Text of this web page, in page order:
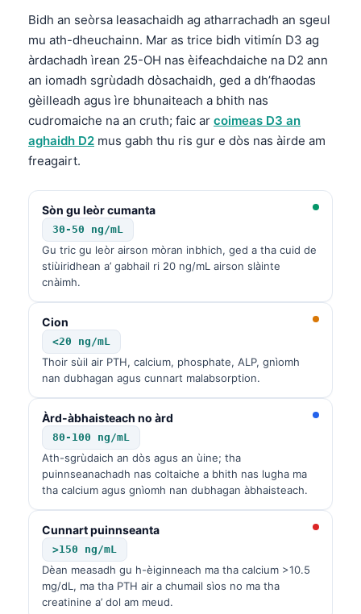
Bidh an seòrsa leasachaidh ag atharrachadh an sgeul
mu ath-dheuchainn. Mar as trice bidh vitimín D3 ag
àrdachadh ìrean 25-OH nas èifeachdaiche na D2 ann
an iomadh sgrùdadh dòsachaidh, ged a dh’fhaodas
gèilleadh agus ìre bhunaiteach a bhith nas
cudromaiche na an cruth; faic ar coimeas D3 an
aghaidh D2 mus gabh thu ris gur e dòs nas àirde am
freagairt.
Sòn gu leòr cumanta
30-50 ng/mL
Gu tric gu leòr airson mòran inbhich, ged a tha cuid de
stiùiridhean a’ gabhail ri 20 ng/mL airson slàinte
cnàimh.
Cion
<20 ng/mL
Thoir sùil air PTH, calcium, phosphate, ALP, gnìomh
nan dubhagan agus cunnart malabsorption.
Àrd-àbhaisteach no àrd
80-100 ng/mL
Ath-sgrùdaich an dòs agus an ùine; tha
puinnseanachadh nas coltaiche a bhith nas lugha ma
tha calcium agus gnìomh nan dubhagan àbhaisteach.
Cunnart puinnseanta
>150 ng/mL
Dèan measadh gu h-èiginneach ma tha calcium >10.5
mg/dL, ma tha PTH air a chumail sìos no ma tha
creatinine a’ dol am meud.
Монгол
ພາສາລາວ
Basa Jawa
Cebuano
Кыргызча
Татар теле
Беларуская мова
Frysk
Ślōnskŏ gŏdka